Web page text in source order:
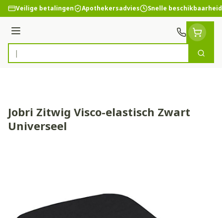
Ga naar de inhoud
Veilige betalingen Apothekersadvies Snelle beschikbaarheid
Menu
Product, merk, categorie...
Zoek
Jobri Zitwig Visco-elastisch Zwart
Universeel